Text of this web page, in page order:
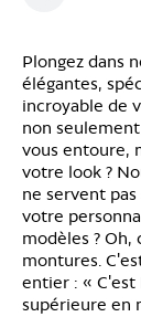
Plongez dans
élégantes,
incroyable de
non
vous entoure,
votre look ?
ne servent
votre
modèles ?
montures.
entier : « C'est
supérieure en